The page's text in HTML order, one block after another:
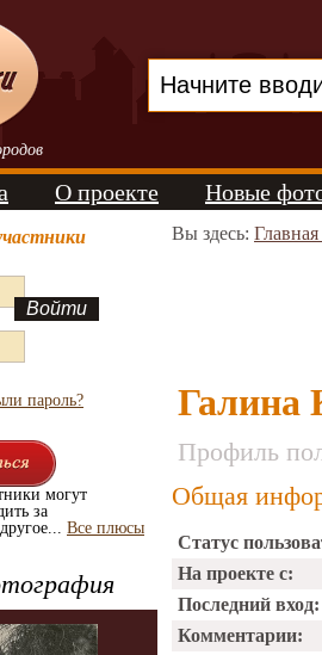
О проекте Новые
пароль?
могут
за
Все плюсы
Вы здесь:
Галина
Профиль
Общая
Статус
На проекте с:
Последний вход:
Комментарии: